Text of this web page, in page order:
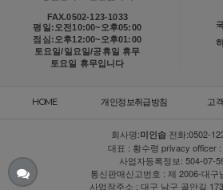
FAX.0502-123-1033
평일:오전10:00~오후05:00
점심:오후12:00~오후01:00
토요일/일요일/공휴일 휴무
토요일 휴무입니다
HOME 개인정보취급방침 고
회사명:미인솝전화:0502-
대표 : 황수령 privacy officer
사업자등록정보: 504-07-
통신판매신고번호 : 제 2006-대구
사업장주소 : 대구 남구 골안길